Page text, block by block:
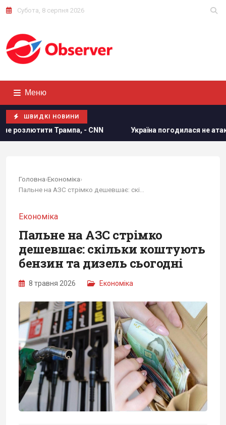
Субота, 8 серпня 2026
Меню
ШВИДКІ НОВИНИ
- CNN Україна погодилася не атакувати
Головна›Економіка›
Економіка
Пальне на АЗС стрімко
дешевшає: скільки коштують
бензин та дизель сьогодні
8 травня 2026 Економіка